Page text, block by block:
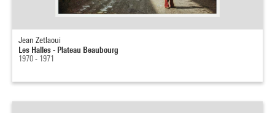
Jean Zetlaoui
Les Halles - Plateau Beaubourg
1970 - 1971